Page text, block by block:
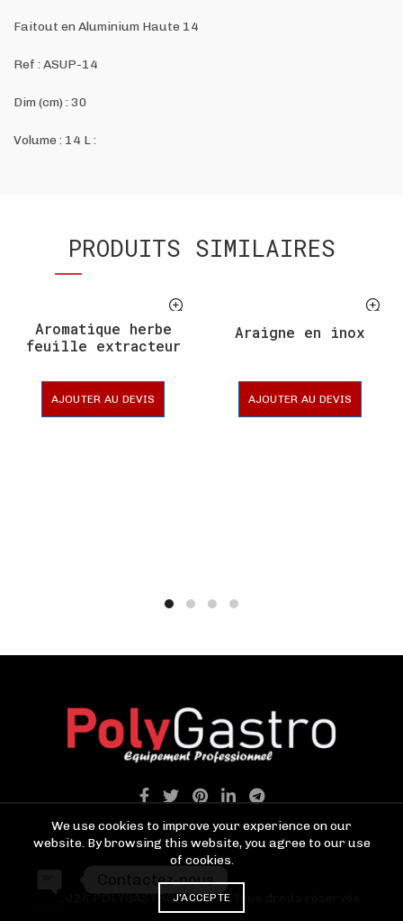
Faitout en Aluminium Haute 14
Ref :ASUP-14
Dim (cm) : 30
Volume : 14 L :
PRODUITS SIMILAIRES
Aromatique herbe
feuille extracteur
AJOUTER AU DEVIS
Araigne en inox
AJOUTER AU DEVIS
© 2026POLYGASTRO TANGER. Tous droits réservés
We use cookies to improve your experience on our
website. By browsing this website, you agree to our use
of cookies.
J'ACCEPTE
Contactez-nous